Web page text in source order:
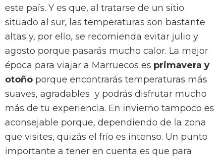
este país. Y es que, al tratarse de un sitio
situado al sur, las temperaturas son bastante
altas y, por ello, se recomienda evitar julio y
agosto porque pasarás mucho calor. La mejor
época para viajar a Marruecos es primavera y
otoño porque encontrarás temperaturas más
suaves, agradables y podrás disfrutar mucho
más de tu experiencia. En invierno tampoco es
aconsejable porque, dependiendo de la zona
que visites, quizás el frío es intenso. Un punto
importante a tener en cuenta es que para